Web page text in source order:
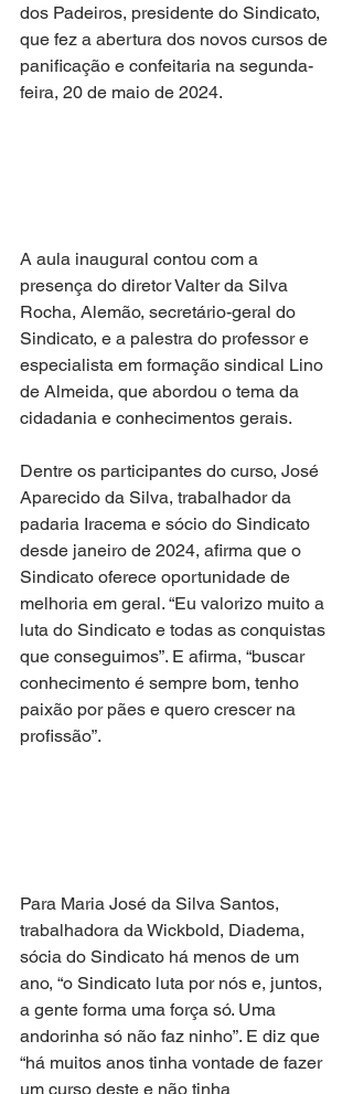
dos Padeiros, presidente do Sindicato,
que fez a abertura dos novos cursos de
panificação e confeitaria na segunda-
feira, 20 de maio de 2024.
A aula inaugural contou com a
presença do diretor Valter da Silva
Rocha, Alemão, secretário-geral do
Sindicato, e a palestra do professor e
especialista em formação sindical Lino
de Almeida, que abordou o tema da
cidadania e conhecimentos gerais.
Dentre os participantes do curso, José
Aparecido da Silva, trabalhador da
padaria Iracema e sócio do Sindicato
desde janeiro de 2024, afirma que o
Sindicato oferece oportunidade de
melhoria em geral. “Eu valorizo muito a
luta do Sindicato e todas as conquistas
que conseguimos”. E afirma, “buscar
conhecimento é sempre bom, tenho
paixão por pães e quero crescer na
profissão”.
Para Maria José da Silva Santos,
trabalhadora da Wickbold, Diadema,
sócia do Sindicato há menos de um
ano, “o Sindicato luta por nós e, juntos,
a gente forma uma força só. Uma
andorinha só não faz ninho”. E diz que
“há muitos anos tinha vontade de fazer
um curso deste e não tinha